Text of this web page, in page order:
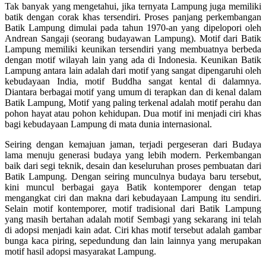
Tak banyak yang mengetahui, jika ternyata Lampung juga memiliki
batik dengan corak khas tersendiri. Proses panjang perkembangan
Batik Lampung dimulai pada tahun 1970-an yang dipelopori oleh
Andrean Sangaji (seorang budayawan Lampung). Motif dari Batik
Lampung memiliki keunikan tersendiri yang membuatnya berbeda
dengan motif wilayah lain yang ada di Indonesia. Keunikan Batik
Lampung antara lain adalah dari motif yang sangat dipengaruhi oleh
kebudayaan India, motif Buddha sangat kental di dalamnya.
Diantara berbagai motif yang umum di terapkan dan di kenal dalam
Batik Lampung, Motif yang paling terkenal adalah motif perahu dan
pohon hayat atau pohon kehidupan. Dua motif ini menjadi ciri khas
bagi kebudayaan Lampung di mata dunia internasional.
Seiring dengan kemajuan jaman, terjadi pergeseran dari Budaya
lama menuju generasi budaya yang lebih modern. Perkembangan
baik dari segi teknik, desain dan keseluruhan proses pembuatan dari
Batik Lampung. Dengan seiring munculnya budaya baru tersebut,
kini muncul berbagai gaya Batik kontemporer dengan tetap
mengangkat ciri dan makna dari kebudayaan Lampung itu sendiri.
Selain motif kontemporer, motif tradisional dari Batik Lampung
yang masih bertahan adalah motif Sembagi yang sekarang ini telah
di adopsi menjadi kain adat. Ciri khas motif tersebut adalah gambar
bunga kaca piring, sepedundung dan lain lainnya yang merupakan
motif hasil adopsi masyarakat Lampung.